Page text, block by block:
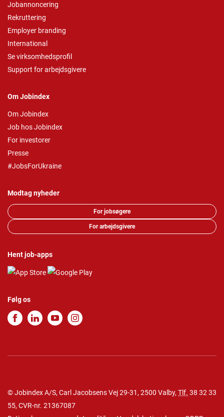
Jobannoncering
Rekruttering
Employer branding
International
Se virksomhedsprofil
Support for arbejdsgivere
Om Jobindex
Om Jobindex
Job hos Jobindex
For investorer
Presse
#JobsForUkraine
Modtag nyheder
For jobsøgere
For arbejdsgivere
Hent job-apps
Følg os
© Jobindex A/S, Carl Jacobsens Vej 29-31, 2500 Valby, Tlf. 38 32 33
55, CVR-nr. 21367087